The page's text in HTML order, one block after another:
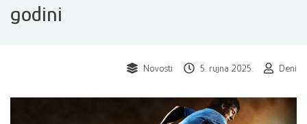
godini
Novosti 5. rujna 2025. Deni